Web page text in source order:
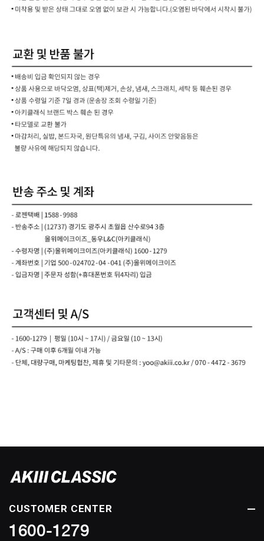
CUSTOMER CENTER
1600-1279